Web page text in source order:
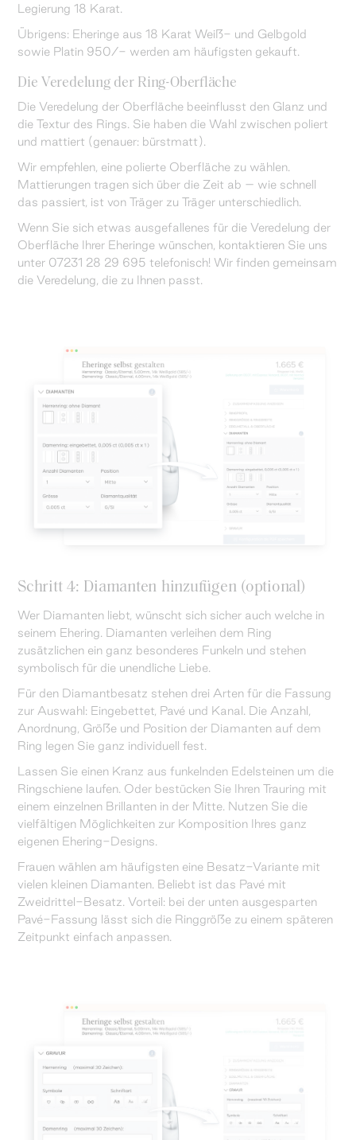
Legierung 18 Karat.
Übrigens: Eheringe aus 18 Karat Weiß- und Gelbgold
sowie Platin 950/- werden am häufigsten gekauft.
Die Veredelung der Ring-Oberfläche
Die Veredelung der Oberfläche beeinflusst den Glanz und
die Textur des Rings. Sie haben die Wahl zwischen poliert
und mattiert (genauer: bürstmatt).
Wir empfehlen, eine polierte Oberfläche zu wählen.
Mattierungen tragen sich über die Zeit ab – wie schnell
das passiert, ist von Träger zu Träger unterschiedlich.
Wenn Sie sich etwas ausgefallenes für die Veredelung der
Oberfläche Ihrer Eheringe wünschen, kontaktieren Sie uns
unter 07231 28 29 695 telefonisch! Wir finden gemeinsam
die Veredelung, die zu Ihnen passt.
Schritt 4: Diamanten hinzufügen (optional)
Wer Diamanten liebt, wünscht sich sicher auch welche in
seinem Ehering. Diamanten verleihen dem Ring
zusätzlichen ein ganz besonderes Funkeln und stehen
symbolisch für die unendliche Liebe.
Für den Diamantbesatz stehen drei Arten für die Fassung
zur Auswahl: Eingebettet, Pavé und Kanal. Die Anzahl,
Anordnung, Größe und Position der Diamanten auf dem
Ring legen Sie ganz individuell fest.
Lassen Sie einen Kranz aus funkelnden Edelsteinen um die
Ringschiene laufen. Oder bestücken Sie Ihren Trauring mit
einem einzelnen Brillanten in der Mitte. Nutzen Sie die
vielfältigen Möglichkeiten zur Komposition Ihres ganz
eigenen Ehering-Designs.
Frauen wählen am häufigsten eine Besatz-Variante mit
vielen kleinen Diamanten. Beliebt ist das Pavé mit
Zweidrittel-Besatz. Vorteil: bei der unten ausgesparten
Pavé-Fassung lässt sich die Ringgröße zu einem späteren
Zeitpunkt einfach anpassen.